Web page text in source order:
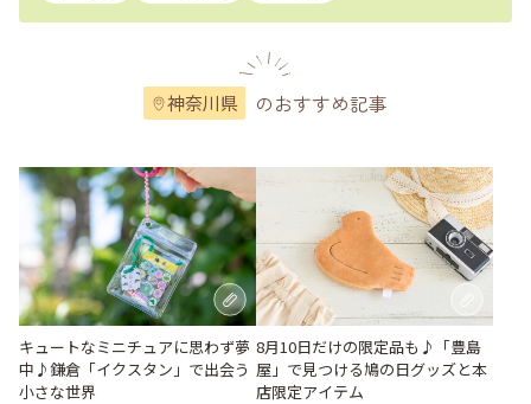
神奈川県 のおすすめ記事
キュートなミニチュアに思わず夢
中♪鎌倉「イクスタン」で出会う
小さな世界
8月10日だけの限定品も♪「豊島
屋」で見つける鳩の日グッズと本
店限定アイテム